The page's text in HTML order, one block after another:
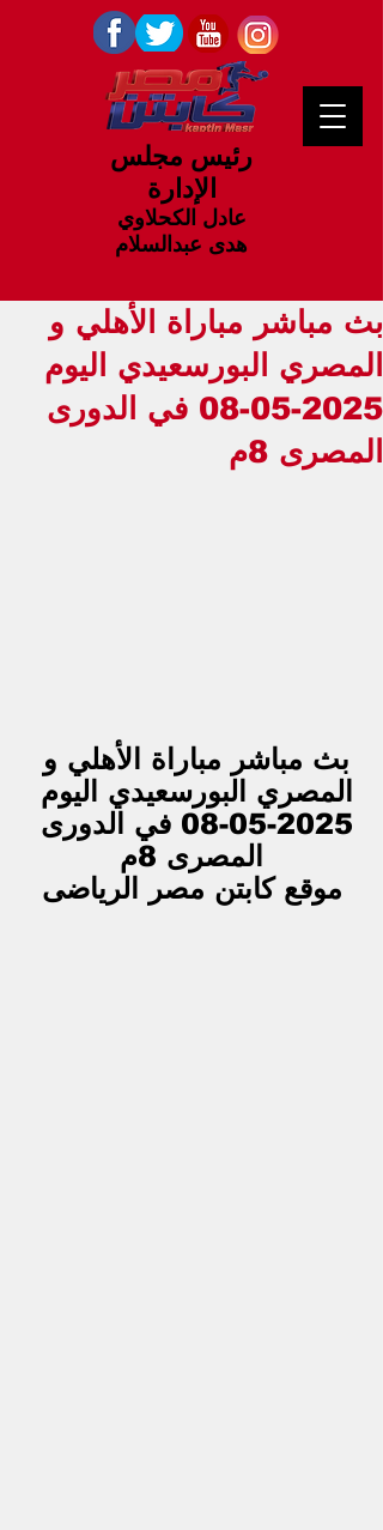
رئيس مجلس
الإدارة
عادل الكحلاوي
هدى عبدالسلام
بث مباشر مباراة الأهلي و
المصري البورسعيدي اليوم
2025-05-08 في الدورى
المصرى 8م
بث مباشر مباراة الأهلي و
المصري البورسعيدي اليوم
2025-05-08 في الدورى
المصرى 8م
موقع كابتن مصر الرياضى